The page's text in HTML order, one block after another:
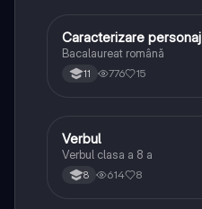
Limba și literatura română
Caracterizare personaj
Bacalaureat română
11 776 15
Limba și literatura română
Verbul
Verbul clasa a 8 a
8 614 8